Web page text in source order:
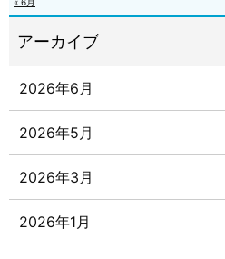
2026年6月
2026年5月
2026年3月
2026年1月